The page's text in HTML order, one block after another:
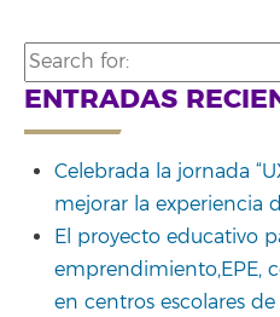
Search
for:
ENTRADAS
Celebrada la jornada
mejorar la experiencia
El proyecto educativo
emprendimiento,EPE,
en centros escolares de